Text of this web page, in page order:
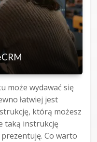
może wydawać się
łatwiej jest
którą możesz
taką instrukcję
prezentuję. Co warto